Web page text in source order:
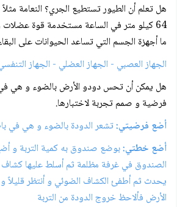
هل تعلم أن الطيور تستطيع الجري؟ النعامة
64 كيلو متر في الساعة مستخدمة قوة عضلات
ما أجهزة الجسم التي تساعد الحيوانات على
الجهاز العصبي - الجهاز العضلي - الجهاز
هل يمكن أن تحس دودو الأرض بالضوء و هي
فرضية و صمم تجربة لاختبارها.
أضع فرضيتي:تشعر الدودة بالضوء و هي في
أضع خطتي:بوضع صندوق به كمية التربة و
الصندوق في غرفة مظلمة ثم أسلط عليها
يحدث ثم أطفئ الكشاف الضوئي و أنتظر قليلاً
الأرض فألاحظ خروج الدودة من التربة